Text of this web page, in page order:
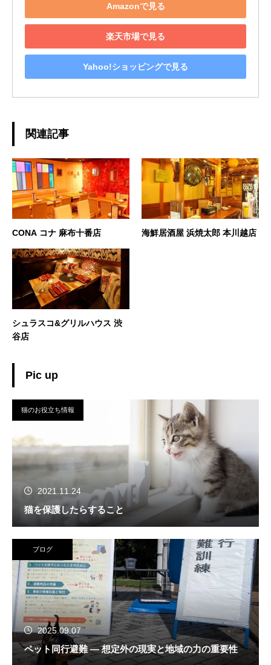
Amazonで見る
楽天市場で見る
Yahoo!ショッピングで見る
関連記事
CONA コナ 麻布十番店 海鮮居酒屋 浜焼太郎 本川越店
シュラスコ&グリルハウス 渋
谷店
Pic up
猫のお役立ち情報
2021.11.24
猫を保護したらすること
ブログ
2025.09.07
ペット同行避難 — 想定外の現実と地域の力の重要性